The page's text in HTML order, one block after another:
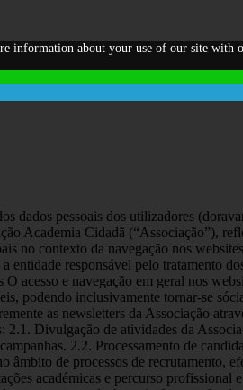
information about your use of our site with
dados pessoais dos utilizadores
Academia Cidadã (“Associação”),
no contexto da navegação nos
responsável pelo tratamento
acesso e navegação em geral nos
podendo inclusivamente tornar-se
as newsletters da Associação
Divulgação de atividades da
2.2. Processamento de
de processos de recrutamento,
académicas e percurso profissional